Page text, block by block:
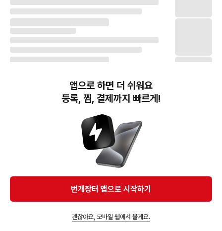
즐겨찾고 알림받기
번개장터(주) 사업자정보, 이용약관 및 기타 법적고지
번개장터㈜는 통신판매중개자이며, 통신판매의 당사자가 아닙니다. 전자상거래 등에서의
소비자보호에 관한 법률 등 관련 법령 및 번개장터㈜의 약관에 따라 상품, 상품정보, 거래에 관한 책임은
개별 판매자에게 귀속하고, 번개장터㈜는 원칙적으로 회원간 거래에 대하여 책임을 지지 않습니다.
다만, 번개장터㈜가 직접 판매하는 상품에 대한 책임은 번개장터㈜에게 귀속합니다.
APP 다운로드
앱으로 하면 더 쉬워요
등록, 찜, 결제까지 빠르게!
번개장터 앱으로 시작하기
괜찮아요, 모바일 웹에서 볼게요.